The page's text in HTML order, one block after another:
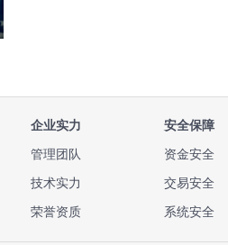
企业实力
管理团队
技术实力
荣誉资质
安全保障
资金安全
交易安全
系统安全